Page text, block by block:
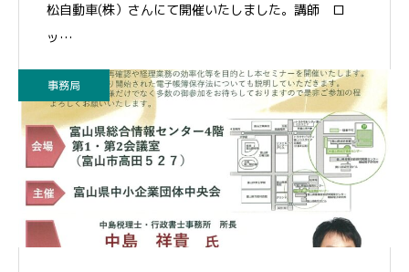
松自動車(株）さんにて開催いたしました。講師 ロ
ッ…
事務局